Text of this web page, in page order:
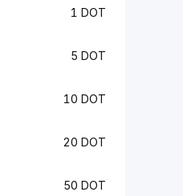
1 DOT
5 DOT
10 DOT
20 DOT
50 DOT